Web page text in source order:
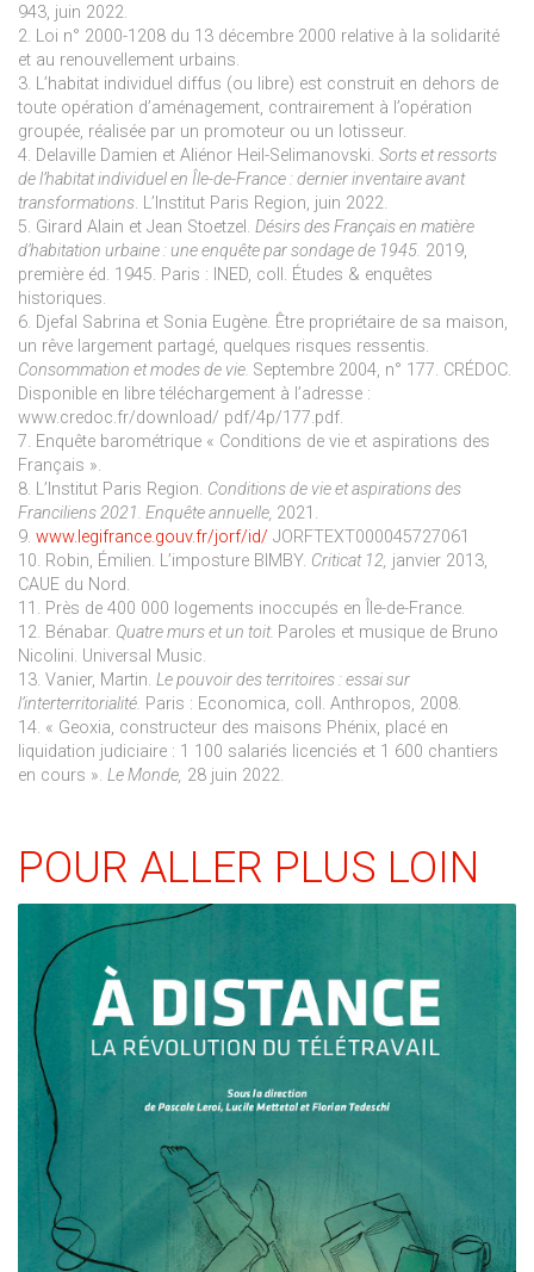
943, juin 2022.
2. Loi n° 2000-1208 du 13 décembre 2000 relative à la solidarité
et au renouvellement urbains.
3. L’habitat individuel diffus (ou libre) est construit en dehors de
toute opération d’aménagement, contrairement à l’opération
groupée, réalisée par un promoteur ou un lotisseur.
4. Delaville Damien et Aliénor Heil-Selimanovski. Sorts et ressorts
de l’habitat individuel en Île-de-France : dernier inventaire avant
transformations. L’Institut Paris Region, juin 2022.
5. Girard Alain et Jean Stoetzel. Désirs des Français en matière
d’habitation urbaine : une enquête par sondage de 1945. 2019,
première éd. 1945. Paris : INED, coll. Études & enquêtes
historiques.
6. Djefal Sabrina et Sonia Eugène. Être propriétaire de sa maison,
un rêve largement partagé, quelques risques ressentis.
Consommation et modes de vie. Septembre 2004, n° 177. CRÉDOC.
Disponible en libre téléchargement à l’adresse :
www.credoc.fr/download/ pdf/4p/177.pdf.
7. Enquête barométrique « Conditions de vie et aspirations des
Français ».
8. L’Institut Paris Region. Conditions de vie et aspirations des
Franciliens 2021. Enquête annuelle, 2021.
9. www.legifrance.gouv.fr/jorf/id/ JORFTEXT000045727061
10. Robin, Émilien. L’imposture BIMBY. Criticat 12, janvier 2013,
CAUE du Nord.
11. Près de 400 000 logements inoccupés en Île-de-France.
12. Bénabar. Quatre murs et un toit. Paroles et musique de Bruno
Nicolini. Universal Music.
13. Vanier, Martin. Le pouvoir des territoires : essai sur
l’interterritorialité. Paris : Economica, coll. Anthropos, 2008.
14. « Geoxia, constructeur des maisons Phénix, placé en
liquidation judiciaire : 1 100 salariés licenciés et 1 600 chantiers
en cours ». Le Monde, 28 juin 2022.
POUR ALLER PLUS LOIN